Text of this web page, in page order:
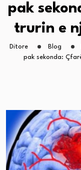
pak
trurin e
Ditore Blog
pak sekonda: